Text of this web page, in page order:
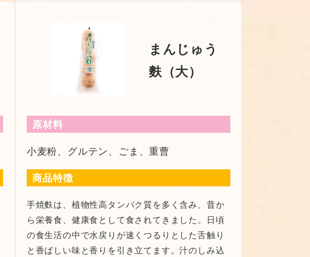
まんじゅう
麩（大）
原材料
小麦粉、グルテン、ごま、重曹
商品特徴
手焼麩は、植物性高タンパク質を多く含み、昔か
ら栄養食、健康食として食されてきました。日頃
の食生活の中で水戻りが速くつるりとした舌触り
と香ばしい味と香りを引き立てます。汁のしみ込